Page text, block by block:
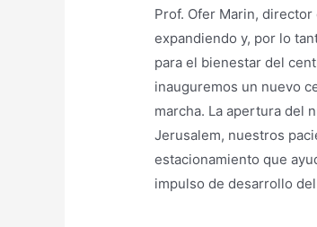
Prof. Ofer Marin,
expandiendo y, por lo
para el bienestar del
inauguremos un nuevo
marcha. La apertura del
Jerusalem, nuestros
estacionamiento que
impulso de desarrollo